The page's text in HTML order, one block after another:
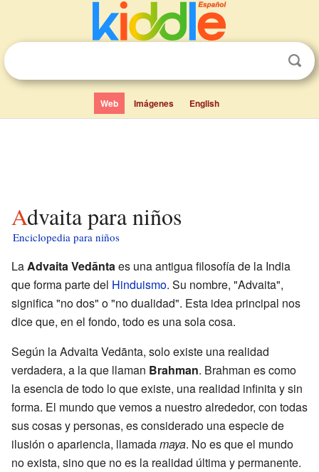
Web Imágenes English
Advaita para niños
Enciclopedia para niños
LaAdvaita Vedāntaes una antigua filosofía de la India
que forma parte del Hinduismo. Su nombre, "Advaita",
significa "no dos" o "no dualidad". Esta idea principal nos
dice que, en el fondo, todo es una sola cosa.
Según la Advaita Vedānta, solo existe una realidad
verdadera, a la que llaman Brahman. Brahman es como
la esencia de todo lo que existe, una realidad infinita y sin
forma. El mundo que vemos a nuestro alrededor, con todas
sus cosas y personas, es considerado una especie de
ilusión o apariencia, llamadamaya. No es que el mundo
no exista, sino que no es la realidad última y permanente.